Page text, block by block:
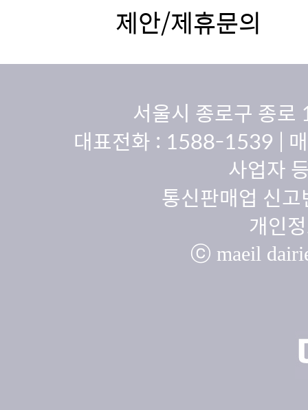
제안/제휴문의
서울시 종로구 종
대표전화 : 1588-1539 |
사업자
통신판매업 신
개인
ⓒ maeil